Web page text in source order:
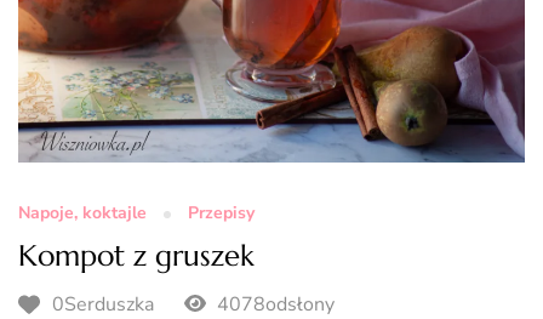
Napoje, koktajle Przepisy
Kompot z gruszek
0Serduszka 4078odsłony